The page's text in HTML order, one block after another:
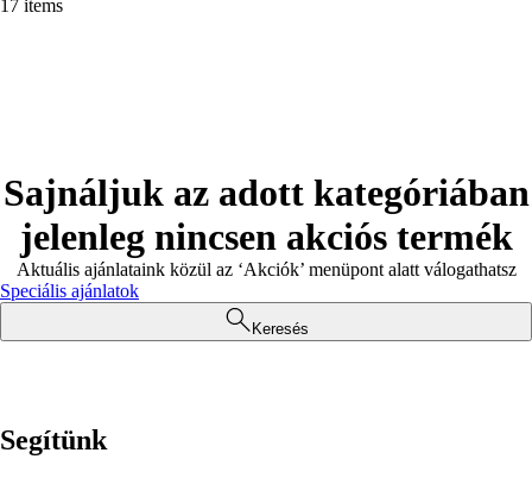
17 items
Sajnáljuk az adott kategóriában
jelenleg nincsen akciós termék
Aktuális ajánlataink közül az ‘Akciók’ menüpont alatt válogathatsz
Speciális ajánlatok
Keresés
Segítünk